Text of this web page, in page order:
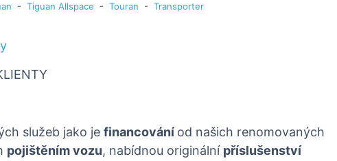
- Tiguan Allspace - Touran - Transporter
služeb jako je financování od našich renomovaných
pojištěním vozu, nabídnou originální příslušenství